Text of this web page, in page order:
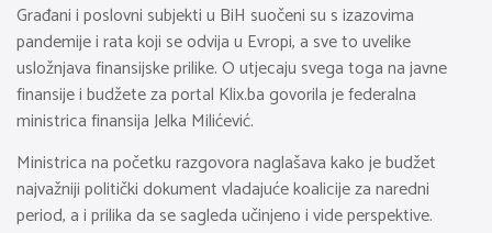
Građani i poslovni subjekti u BiH suočeni su s izazovima
pandemije i rata koji se odvija u Evropi, a sve to uvelike
usložnjava finansijske prilike. O utjecaju svega toga na javne
finansije i budžete za portal Klix.ba govorila je federalna
ministrica finansija Jelka Milićević.
Ministrica na početku razgovora naglašava kako je budžet
najvažniji politički dokument vladajuće koalicije za naredni
period, a i prilika da se sagleda učinjeno i vide perspektive.